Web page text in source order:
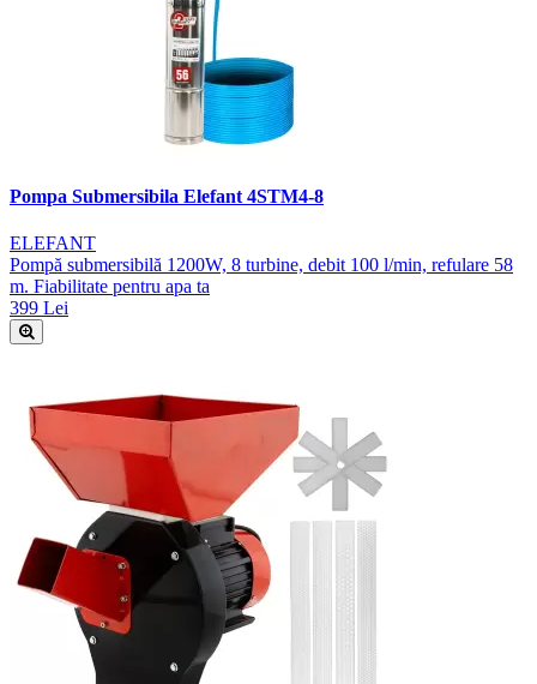
Pompa Submersibila Elefant 4STM4-8
ELEFANT
Pompă submersibilă 1200W, 8 turbine, debit 100 l/min, refulare 58
m. Fiabilitate pentru apa ta
399 Lei